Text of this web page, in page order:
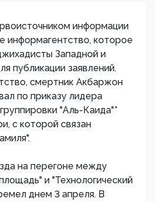
информации
информагентство, которое
Западной и
публикации заявлений.
смертник Акбаржон
по приказу лидера
"Аль-Каида"*
с которой связан
на перегоне между
и "Технологический
днем 3 апреля. В